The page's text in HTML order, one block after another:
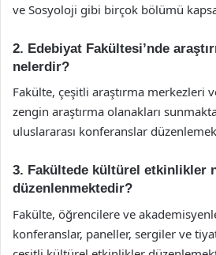
ve Sosyoloji gibi birçok bölümü
2. Edebiyat Fakültesi’nde
nelerdir?
Fakülte, çeşitli araştırma merkezleri
zengin araştırma olanakları
uluslararası konferanslar
3. Fakültede kültürel etkinlikler
düzenlenmektedir?
Fakülte, öğrencilere ve
konferanslar, paneller, sergiler ve